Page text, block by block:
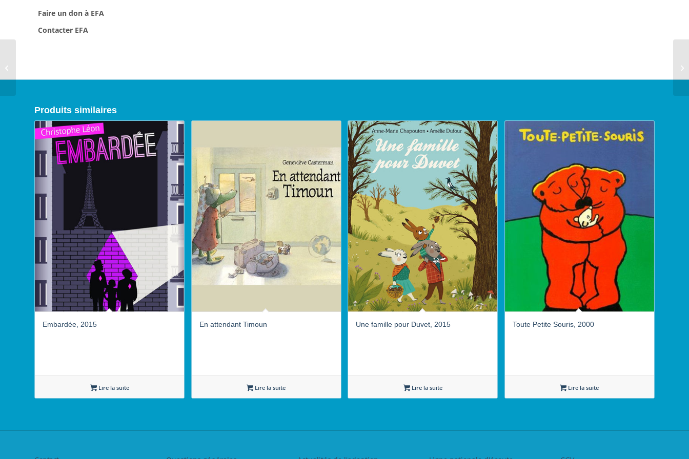
Faire un don à EFA
Contacter EFA
Produits similaires
Embardée, 2015
Lire la suite
En attendant Timoun
Lire la suite
Une famille pour Duvet, 2015
Lire la suite
Toute Petite Souris, 2000
Lire la suite